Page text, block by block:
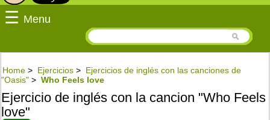
☰ Menu
Home > Ejercicios > Ejercicios de inglés con las canciones de
"Oasis" > Who Feels love
Ejercicio de inglés con la cancion "Who Feels
love"